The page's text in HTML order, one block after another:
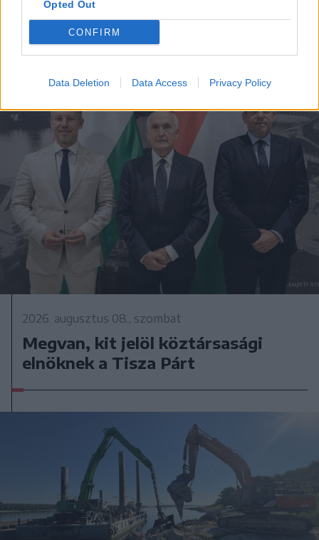
Opted Out
CONFIRM
Data Deletion Data Access Privacy Policy
2026. augusztus 08., szombat
Megvan, kit jelöl köztársasági
elnöknek a Tisza Párt